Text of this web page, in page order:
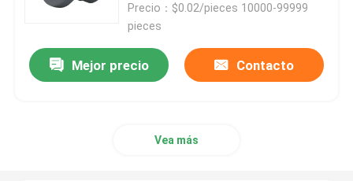
Accesorios de la colección de la sangre
Tapón de la goma butílica
Precio：$0.02/pieces 10000-99999
pieces
Mejor precio Contacto
Vea más